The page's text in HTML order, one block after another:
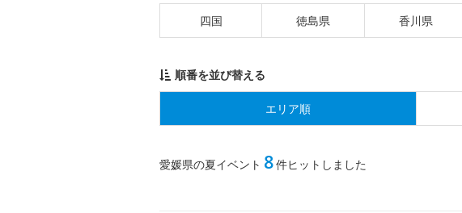
四国 徳島県 香川県
順番を並び替える
エリア順
愛媛県の夏イベント 8件ヒットしました